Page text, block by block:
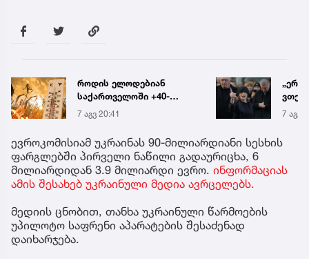
„ერთი წინადადება რომ
ვთქვა, ის გახდის
ნათელს, თუ რატომ იყო
ნია იმნაძე
წამქეზებელი...“ - გიგა
ავალიანის დედა
7 აგვ 20:19
რა
7 აგვ
ევროკომისიამ უკრაინას 90-მილიარდიანი სესხის
ფარგლებში პირველი ნაწილი გადაურიცხა, 6
მილიარდიდან 3.9 მილიარდი ევრო. ინფორმაციას
ამის შესახებ უკრაინული მედია ავრცელებს.
მედიის ცნობით, თანხა უკრაინული წარმოების
უპილოტო საფრენი აპარატების შესაძენად
დაიხარჯება.